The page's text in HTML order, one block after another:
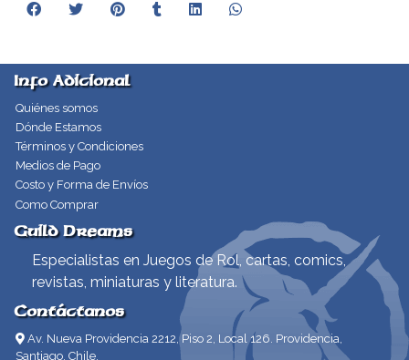
Info Adicional
Quiénes somos
Dónde Estamos
Términos y Condiciones
Medios de Pago
Costo y Forma de Envíos
Como Comprar
Guild Dreams
Especialistas en Juegos de Rol, cartas, comics,
revistas, miniaturas y literatura.
Contáctanos
Av. Nueva Providencia 2212, Piso 2, Local 126. Providencia,
Santiago, Chile.